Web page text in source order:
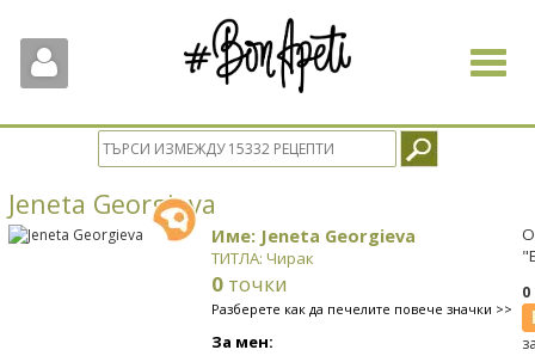
Toggle
Jeneta Georgieva
Име: Jeneta Georgieva
ТИТЛА: Чирак
0 точки
Разберете как да печелите повече значки >>
За мен: